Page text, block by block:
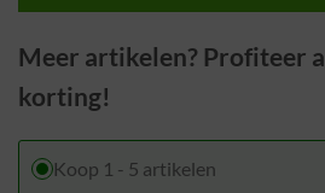
Meer artikelen? Profiteer
korting!
Koop 1 - 5 artikelen